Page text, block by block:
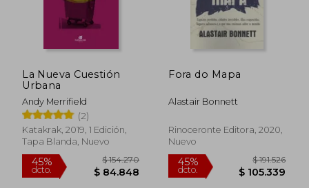
La Nueva Cuestión
Urbana
Andy Merrifield
(2)
Katakrak, 2019, 1 Edición,
Tapa Blanda, Nuevo
Fora do Mapa
Alastair Bonnett
Rinoceronte Editora, 2020,
Nuevo